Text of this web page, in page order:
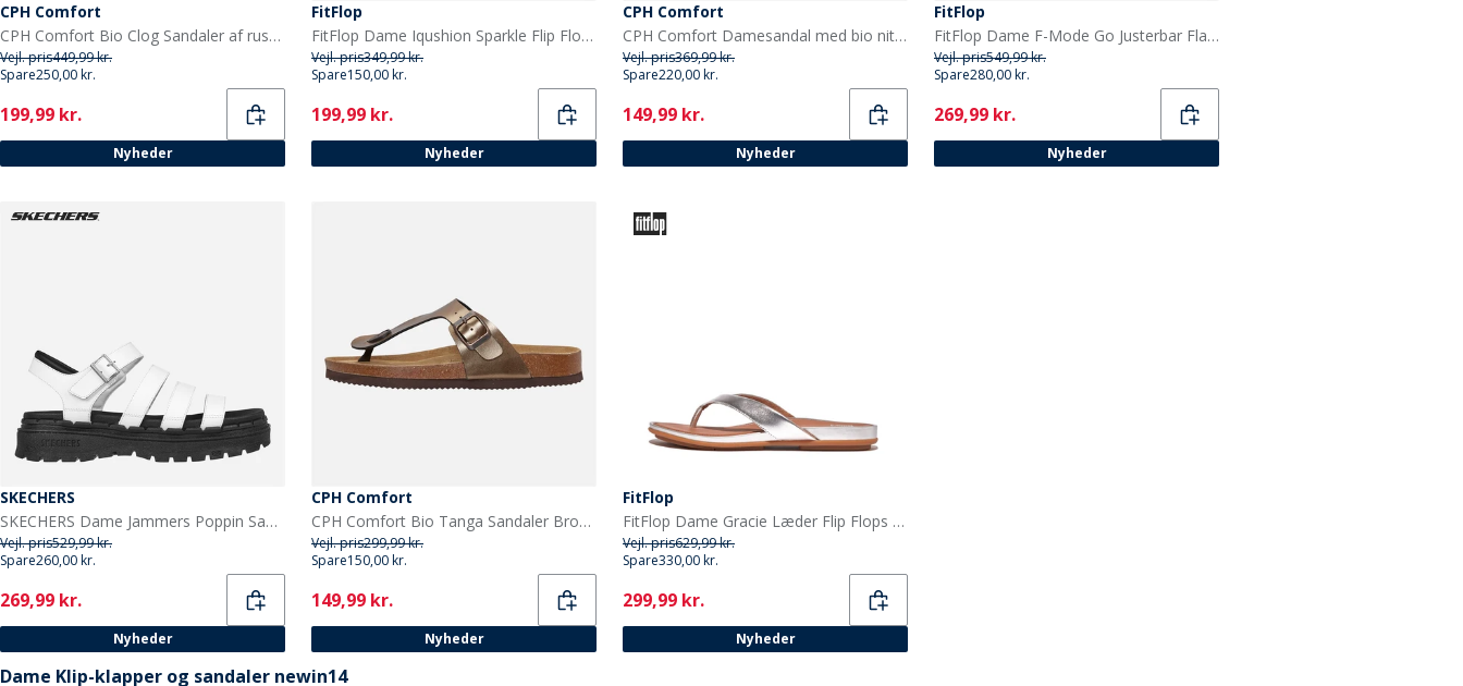
CPH Comfort
CPH Comfort Bio Clog Sandaler af ruskind Taupe
Vejl. pris449,99 kr.
Spare250,00 kr.
Current
199,99 kr.
Nyheder
FitFlop
FitFlop Dame Iqushion Sparkle Flip Flops Midnight Navy
Vejl. pris349,99 kr.
Spare150,00 kr.
Current
199,99 kr.
Nyheder
CPH Comfort
CPH Comfort Damesandal med bio nitter Beige
Vejl. pris369,99 kr.
Spare220,00 kr.
Current
149,99 kr.
Nyheder
FitFlop
FitFlop Dame F-Mode Go Justerbar Flatform Tåspredere Sandaler Pink Perfect
Vejl. pris549,99 kr.
Spare280,00 kr.
Current
269,99 kr.
Nyheder
SKECHERS
SKECHERS Dame Jammers Poppin Sandaler Hvid
Vejl. pris529,99 kr.
Spare260,00 kr.
Current
269,99 kr.
Nyheder
CPH Comfort
CPH Comfort Bio Tanga Sandaler Bronze
Vejl. pris299,99 kr.
Spare150,00 kr.
Current
149,99 kr.
Nyheder
FitFlop
FitFlop Dame Gracie Læder Flip Flops Sølv
Vejl. pris629,99 kr.
Spare330,00 kr.
Current
299,99 kr.
Nyheder
Dame Klip-klapper og sandaler newin14